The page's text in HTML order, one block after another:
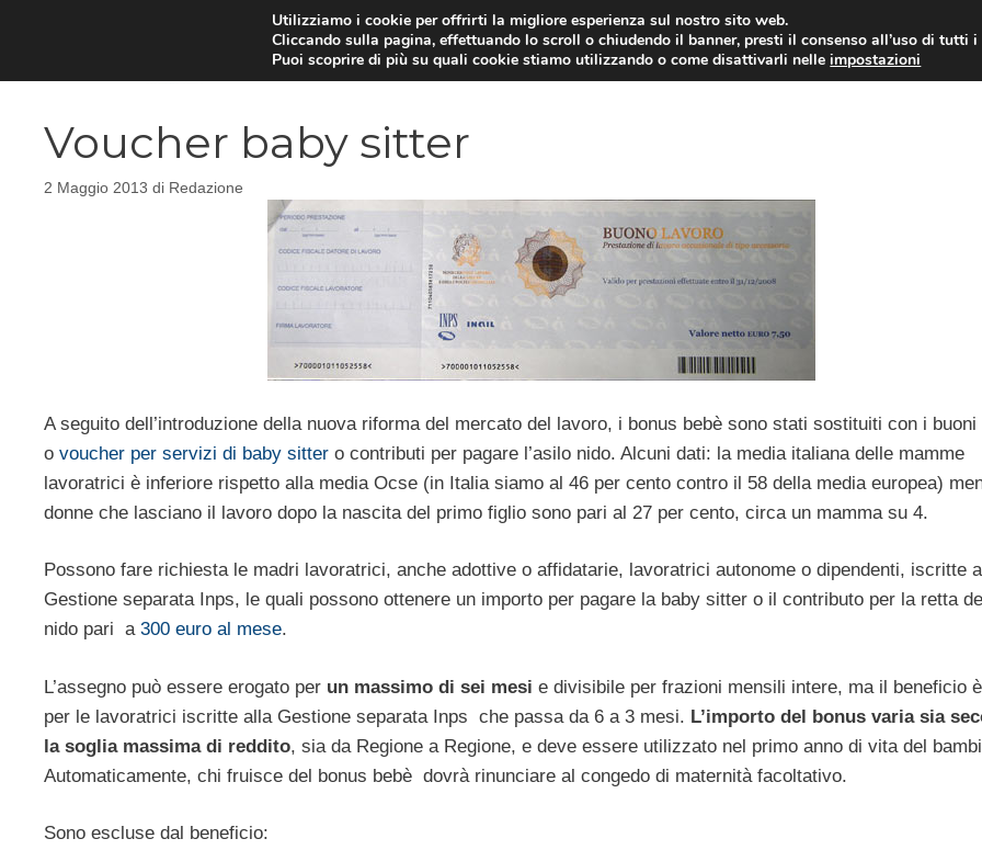
YUAN COIN GOSSIP NEWS DAL
Voucher baby sitter
2 Maggio 2013 di Redazione
A seguito dell’introduzione della nuova riforma del mercato del lavoro, i bonus bebè sono stati sostituiti con i buoni
o voucher per servizi di baby sitter o contributi per pagare l’asilo nido. Alcuni dati: la media italiana delle mamme
lavoratrici è inferiore rispetto alla media Ocse (in Italia siamo al 46 per cento contro il 58 della media europea)
donne che lasciano il lavoro dopo la nascita del primo figlio sono pari al 27 per cento, circa un mamma su 4.
Possono fare richiesta le madri lavoratrici, anche adottive o affidatarie, lavoratrici autonome o dipendenti, iscritte
Gestione separata Inps, le quali possono ottenere un importo per pagare la baby sitter o il contributo per la retta
nido pari a 300 euro al mese.
L’assegno può essere erogato per un massimo di sei mesi e divisibile per frazioni mensili intere, ma il beneficio
per le lavoratrici iscritte alla Gestione separata Inps che passa da 6 a 3 mesi. L’importo del bonus varia sia
la soglia massima di reddito, sia da Regione a Regione, e deve essere utilizzato nel primo anno di vita del
Automaticamente, chi fruisce del bonus bebè dovrà rinunciare al congedo di maternità facoltativo.
Sono escluse dal beneficio:
Utilizziamo i cookie per offrirti la migliore esperienza sul nostro sito web.
Cliccando sulla pagina, effettuando lo scroll o chiudendo il banner, presti il consenso all’uso di tutti
Puoi scoprire di più su quali cookie stiamo utilizzando o come disattivarli nelleimpostazioni